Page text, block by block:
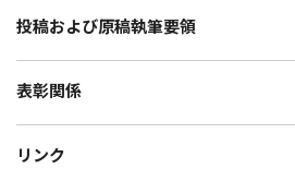
投稿および原稿執筆要領
表彰関係
リンク